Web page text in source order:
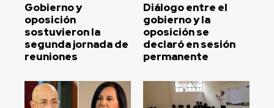
Gobierno y
oposición
sostuvieron la
segunda jornada de
reuniones
Diálogo entre el
gobierno y la
oposición se
declaró en sesión
permanente